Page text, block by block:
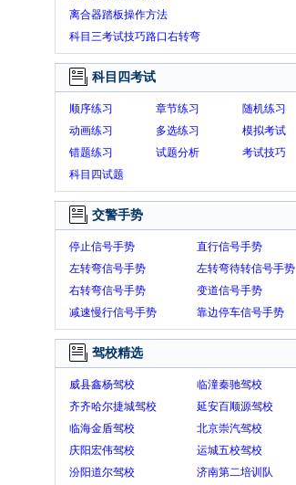
离合器踏板操作方法
科目三考试技巧路口右转弯
科目四考试
顺序练习 章节练习
随机练习
动画练习
多选练习
模拟考试
错题练习
试题分析
考试技巧
科目四试题
交警手势
停止信号手势
直行信号手势
左转弯信号手势
左转弯待转信号手势
右转弯信号手势
变道信号手势
减速慢行信号手势
靠边停车信号手势
驾校精选
威县鑫杨驾校
临潼秦驰驾校
齐齐哈尔捷城驾校
延安百顺源驾校
临海金盾驾校
北京崇汽驾校
庆阳宏伟驾校
运城五校驾校
汾阳道尔驾校
济南第二培训队